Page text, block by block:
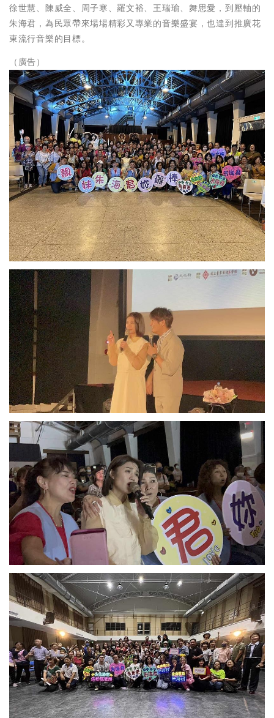
徐世慧、陳威全、周子寒、羅文裕、王瑞瑜、舞思愛，到壓軸的
朱海君，為民眾帶來場場精彩又專業的音樂盛宴，也達到推廣花
東流行音樂的目標。
（廣告）